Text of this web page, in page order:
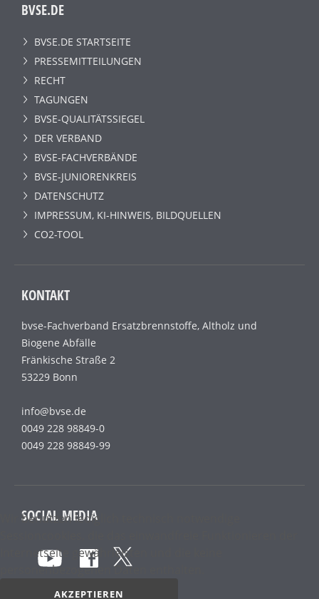
BVSE.DE
BVSE.DE STARTSEITE
PRESSEMITTEILUNGEN
RECHT
TAGUNGEN
BVSE-QUALITÄTSSIEGEL
DER VERBAND
BVSE-FACHVERBÄNDE
BVSE-JUNIORENKREIS
DATENSCHUTZ
IMPRESSUM, KI-HINWEIS, BILDQUELLEN
CO2-TOOL
KONTAKT
bvse-Fachverband Ersatzbrennstoffe, Altholz und
Biogene Abfälle
Fränkische Straße 2
53229 Bonn
info@bvse.de
0049 228 98849-0
0049 228 98849-99
SOCIAL MEDIA
Wir benutzen lediglich technisch notwendige
Internetseite gewährleisten und die keine
personenbezogenen Daten enthalten.
AKZEPTIEREN